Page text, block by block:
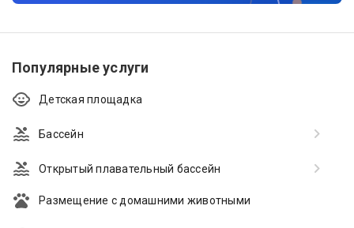
Популярные услуги
Детская площадка
Бассейн
Открытый плавательный бассейн
Размещение с домашними животными